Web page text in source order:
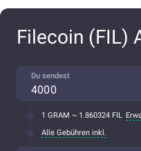
Filecoin (FIL)
Du sendest
1 GRAM ~ 1.860324 FIL
Alle Gebühren inkl.